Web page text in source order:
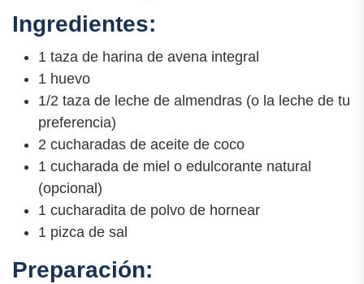
Ingredientes:
1 taza de harina de avena integral
1 huevo
1/2 taza de leche de almendras (o la leche de tu
preferencia)
2 cucharadas de aceite de coco
1 cucharada de miel o edulcorante natural
(opcional)
1 cucharadita de polvo de hornear
1 pizca de sal
Preparación: